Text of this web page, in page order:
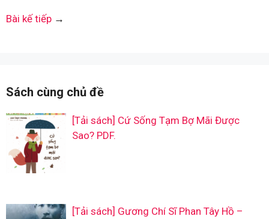
Bài kế tiếp →
Sách cùng chủ đề
[Tải sách] Cứ Sống Tạm Bợ Mãi Được
Sao? PDF.
[Tải sách] Gương Chí Sĩ Phan Tây Hồ –